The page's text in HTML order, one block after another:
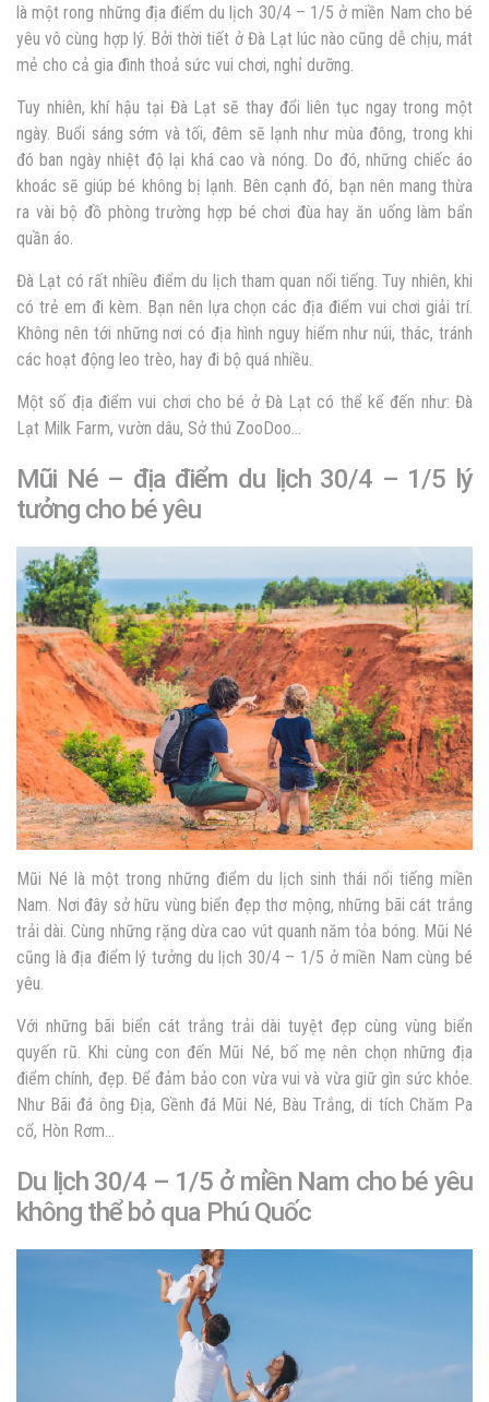
là một rong những địa điểm du lịch 30/4 – 1/5 ở miền Nam cho bé
yêu vô cùng hợp lý. Bởi thời tiết ở Đà Lạt lúc nào cũng dễ chịu, mát
mẻ cho cả gia đình thoả sức vui chơi, nghỉ dưỡng.
Tuy nhiên, khí hậu tại Đà Lạt sẽ thay đổi liên tục ngay trong một
ngày. Buổi sáng sớm và tối, đêm sẽ lạnh như mùa đông, trong khi
đó ban ngày nhiệt độ lại khá cao và nóng. Do đó, những chiếc áo
khoác sẽ giúp bé không bị lạnh. Bên cạnh đó, bạn nên mang thừa
ra vài bộ đồ phòng trường hợp bé chơi đùa hay ăn uống làm bẩn
quần áo.
Đà Lạt có rất nhiều điểm du lịch tham quan nổi tiếng. Tuy nhiên, khi
có trẻ em đi kèm. Bạn nên lựa chọn các địa điểm vui chơi giải trí.
Không nên tới những nơi có địa hình nguy hiểm như núi, thác, tránh
các hoạt động leo trèo, hay đi bộ quá nhiều.
Một số địa điểm vui chơi cho bé ở Đà Lạt có thể kể đến như: Đà
Lạt Milk Farm, vườn dâu, Sở thú ZooDoo…
Mũi Né – địa điểm du lịch 30/4 – 1/5 lý
tưởng cho bé yêu
Mũi Né là một trong những điểm du lịch sinh thái nổi tiếng miền
Nam. Nơi đây sở hữu vùng biển đẹp thơ mộng, những bãi cát trắng
trải dài. Cùng những rặng dừa cao vút quanh năm tỏa bóng. Mũi Né
cũng là địa điểm lý tưởng du lịch 30/4 – 1/5 ở miền Nam cùng bé
yêu.
Với những bãi biển cát trắng trải dài tuyệt đẹp cùng vùng biển
quyến rũ. Khi cùng con đến Mũi Né, bố mẹ nên chọn những địa
điểm chính, đẹp. Để đảm bảo con vừa vui và vừa giữ gìn sức khỏe.
Như Bãi đá ông Địa, Gềnh đá Mũi Né, Bàu Trắng, di tích Chăm Pa
cổ, Hòn Rơm…
Du lịch 30/4 – 1/5 ở miền Nam cho bé yêu
không thể bỏ qua Phú Quốc